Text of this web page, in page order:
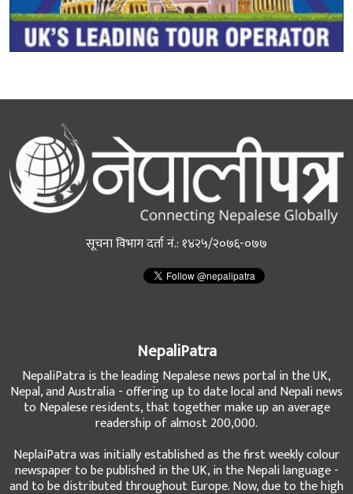
सूचना विभाग दर्ता नं.: १४२५/२०७६-०७७
NepaliPatra
NepaliPatra is the leading Nepalese news portal in the UK,
Nepal, and Australia - offering up to date local and Nepali news
to Nepalese residents, that together make up an average
readership of almost 200,000.
NeplaiPatra was initially established as the first weekly colour
newspaper to be published in the UK, in the Nepali language -
and to be distributed throughout Europe. Now, due to the high